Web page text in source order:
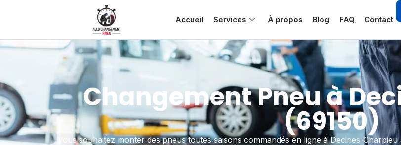
Accueil Services À propos Blog FAQ Contact
Changement Pneu à
(69150)
Vous souhaitez monter des pneus toutes saisons commandés en ligne à Decines-